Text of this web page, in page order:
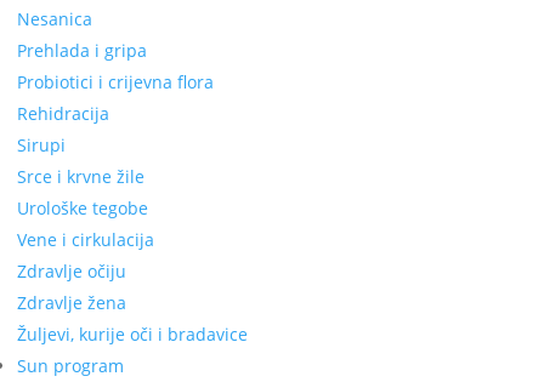
Nesanica
Prehlada i gripa
Probiotici i crijevna flora
Rehidracija
Sirupi
Srce i krvne žile
Urološke tegobe
Vene i cirkulacija
Zdravlje očiju
Zdravlje žena
Žuljevi, kurije oči i bradavice
Sun program